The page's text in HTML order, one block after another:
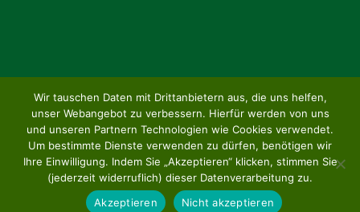
© Copyright 2001 -2026 | Classic-Race Museum | All Rights
Reserved |Datenschutz|Impressum
Facebook
E-
Mail
Wir tauschen Daten mit Drittanbietern aus, die uns helfen,
unser Webangebot zu verbessern. Hierfür werden von uns
und unseren Partnern Technologien wie Cookies verwendet.
Um bestimmte Dienste verwenden zu dürfen, benötigen wir
Ihre Einwilligung. Indem Sie „Akzeptieren“ klicken, stimmen Sie
(jederzeit widerruflich) dieser Datenverarbeitung zu.
Akzeptieren
Nicht akzeptieren